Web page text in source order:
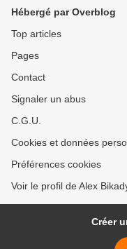
Hébergé par Overblog
Top articles
Pages
Contact
Signaler un abus
C.G.U.
Cookies et données
Préférences cookies
Voir le profil de Alex
Créer